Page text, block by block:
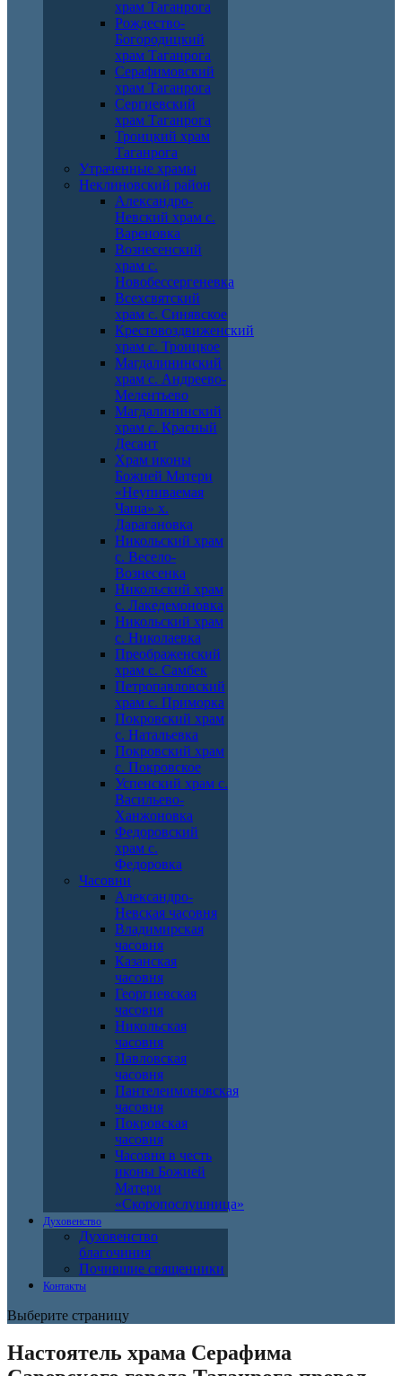
храм Таганрога
Рождество-
Богородицкий
храм Таганрога
Серафимовский
храм Таганрога
Сергиевский
храм Таганрога
Троицкий храм
Таганрога
Утраченные храмы
Неклиновский район
Александро-
Невский храм с.
Вареновка
Вознесенский
храм с.
Новобессергеневка
Всехсвятский
храм с. Синявское
Крестовоздвиженский
храм с. Троицкое
Магдалининский
храм с. Андреево-
Мелентьево
Магдалининский
храм с. Красный
Десант
Храм иконы
Божией Матери
«Неупиваемая
Чаша» х.
Дарагановка
Никольский храм
с. Весело-
Вознесенка
Никольский храм
с. Лакедемоновка
Никольский храм
с. Николаевка
Преображенский
храм с. Самбек
Петропавловский
храм с. Приморка
Покровский храм
с. Натальевка
Покровский храм
с. Покровское
Успенский храм с.
Васильево-
Ханжоновка
Федоровский
храм с.
Федоровка
Часовни
Александро-
Невская часовня
Владимирская
часовня
Казанская
часовня
Георгиевская
часовня
Никольская
часовня
Павловская
часовня
Пантелеимоновская
часовня
Покровская
часовня
Часовня в честь
иконы Божией
Матери
«Скоропослушница»
Духовенство
Духовенство
благочиния
Почившие священники
Контакты
Выберите страницу
Настоятель храма Серафима